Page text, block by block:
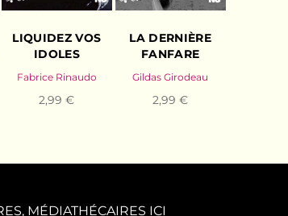
LIQUIDEZ VOS
IDOLES
Fabrice Rinaudo
2,99 €
LA DERNIÈRE
FANFARE
Gildas Girodeau
2,99 €
MÉDIATHÉCAIRES ICI